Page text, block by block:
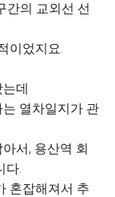
간의 교외선 선
이었지요.
데
열차일지가 관
서, 용산역 회
다.
혼잡해져서 추